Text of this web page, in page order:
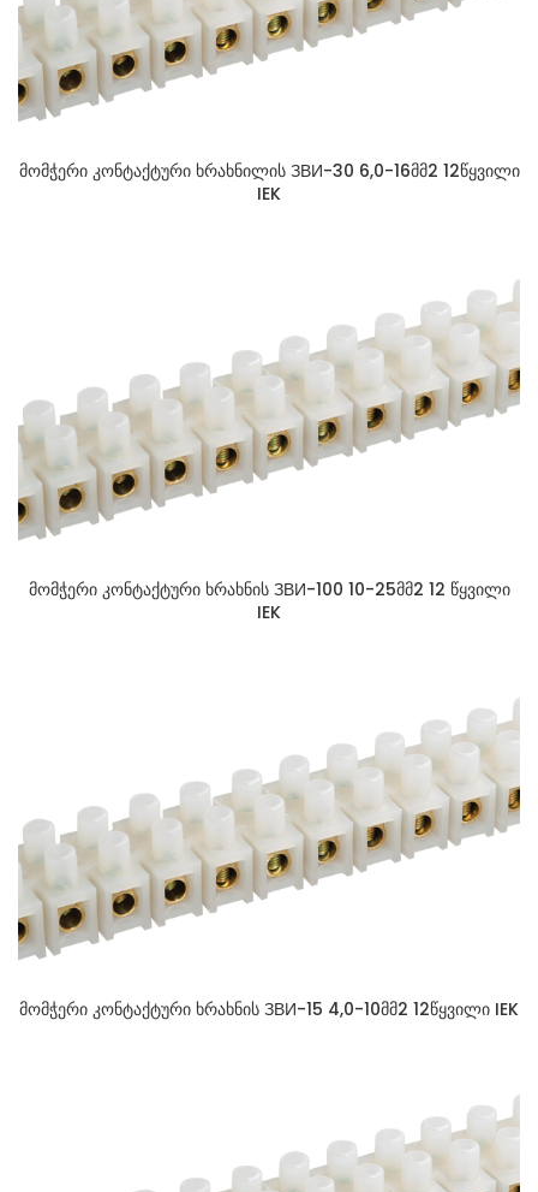
მომჭერი კონტაქტური ხრახნილის ЗВИ-30 6,0-16მმ2 12წყვილი
IEK
მომჭერი კონტაქტური ხრახნის ЗВИ-100 10-25მმ2 12 წყვილი
IEK
მომჭერი კონტაქტური ხრახნის ЗВИ-15 4,0-10მმ2 12წყვილი IEK